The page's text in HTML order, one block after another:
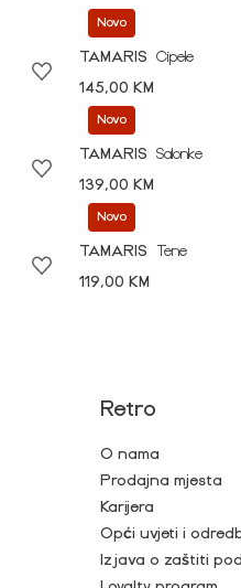
Novo
TAMARIS
Cipele
145,00 KM
Novo
TAMARIS
Salonke
139,00 KM
Novo
TAMARIS
Tene
119,00 KM
Retro
O nama
Prodajna mjesta
Karijera
Opći uvjeti i
Izjava o zaštiti